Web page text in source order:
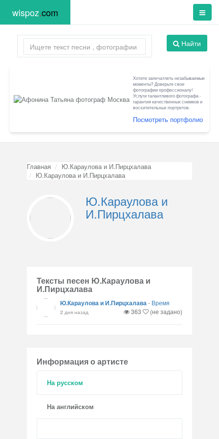
wispoz.com
Найти
Хотите запечатлеть незабываемые
моменты? Доверьте свои
фотографии профессионалу!
Услуги талантливого фотографа -
гарантия качественных снимков и
восхитительных портретов.
Посмотреть портфолио
Главная
Ю.Караулова и И.Пирцхалава
Ю.Караулова и И.Пирцхалава
Ю.Караулова и
И.Пирцхалава
Тексты песен Ю.Караулова и
И.Пирцхалава
Ю.Караулова и И.Пирцхалава- Время
2 дня назад 363 (не задано)
Информация о артисте
На русском
На английском